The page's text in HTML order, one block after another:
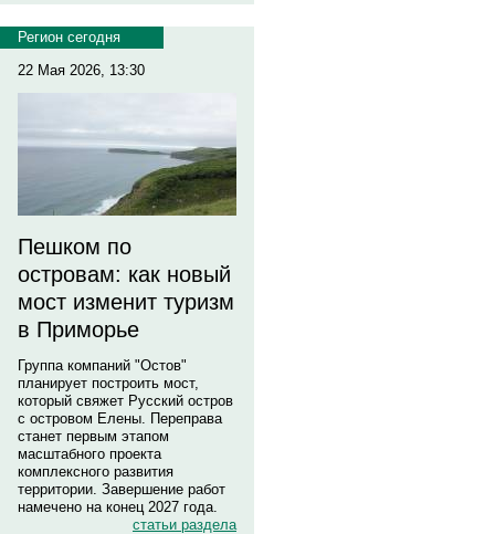
Регион сегодня
22 Мая 2026, 13:30
Пешком по
островам: как новый
мост изменит туризм
в Приморье
Группа компаний "Остов"
планирует построить мост,
который свяжет Русский остров
с островом Елены. Переправа
станет первым этапом
масштабного проекта
комплексного развития
территории. Завершение работ
намечено на конец 2027 года.
статьи раздела